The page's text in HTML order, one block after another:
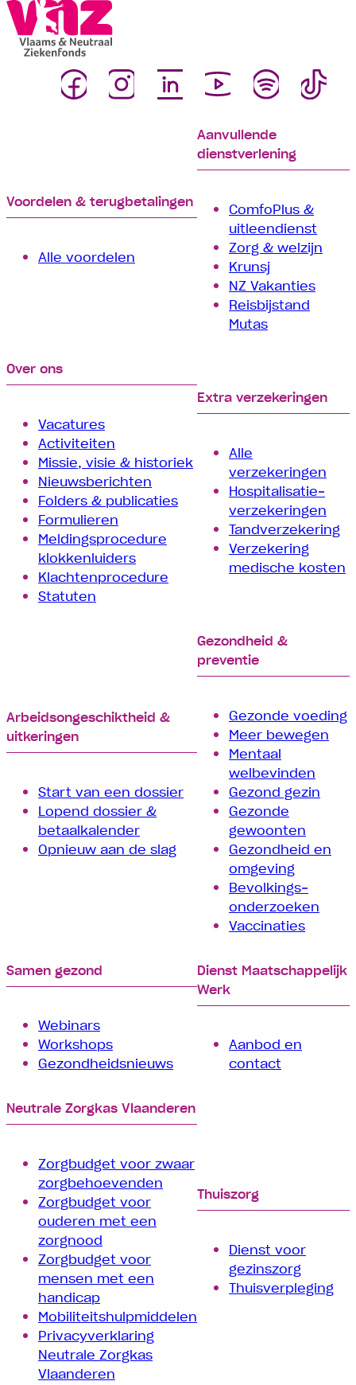
Voordelen & terugbetalingen
Alle voordelen
Aanvullende
dienstverlening
ComfoPlus &
uitleendienst
Zorg & welzijn
Krunsj
NZ Vakanties
Reisbijstand
Mutas
Over ons
Vacatures
Activiteiten
Missie, visie & historiek
Nieuwsberichten
Folders & publicaties
Formulieren
Meldingsprocedure
klokkenluiders
Klachtenprocedure
Statuten
Extra verzekeringen
Alle
verzekeringen
Hospitalisatie­
verzekeringen
Tand­verzekering
Verzekering
medische kosten
Arbeids­­ongeschiktheid &
uitkeringen
Start van een dossier
Lopend dossier &
betaalkalender
Opnieuw aan de slag
Gezondheid &
preventie
Gezonde voeding
Meer bewegen
Mentaal
welbevinden
Gezond gezin
Gezonde
gewoonten
Gezondheid en
omgeving
Bevolkings­
onderzoeken
Vaccinaties
Samen gezond
Webinars
Workshops
Gezondheidsnieuws
Dienst Maatschappelijk
Werk
Aanbod en
contact
Neutrale Zorgkas Vlaanderen
Zorgbudget voor zwaar
zorgbehoevenden
Zorgbudget voor
ouderen met een
zorgnood
Zorgbudget voor
mensen met een
handicap
Mobiliteitshulpmiddelen
Privacyverklaring
Neutrale Zorgkas
Vlaanderen
Thuiszorg
Dienst voor
gezinszorg
Thuisverpleging